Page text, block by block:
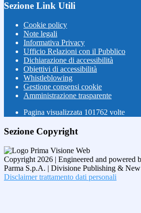
Sezione Link Utili
Cookie policy
Note legali
Informativa Privacy
Ufficio Relazioni con il Pubblico
Dichiarazione di accessibilità
Obiettivi di accessibilità
Whistleblowing
Gestione consensi cookie
Amministrazione trasparente
Pagina visualizzata 101762 volte
Sezione Copyright
Copyright 2026 | Engineered and powered
Parma S.p.A. | Divisione Publishing &
Disclaimer trattamento dati personali